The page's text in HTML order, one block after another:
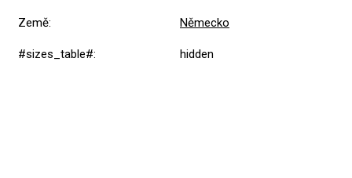
Země: Německo
#sizes_table#: hidden